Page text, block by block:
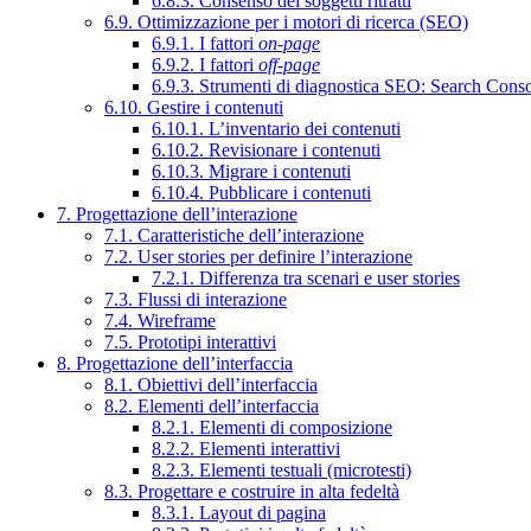
6.9. Ottimizzazione per i motori di ricerca (SEO)
6.9.1. I fattori on-page
6.9.2. I fattori off-page
6.9.3. Strumenti di diagnostica SEO: Search
6.10. Gestire i contenuti
6.10.1. L’inventario dei contenuti
6.10.2. Revisionare i contenuti
6.10.3. Migrare i contenuti
6.10.4. Pubblicare i contenuti
7. Progettazione dell’interazione
7.1. Caratteristiche dell’interazione
7.2. User stories per definire l’interazione
7.2.1. Differenza tra scenari e user stories
7.3. Flussi di interazione
7.4. Wireframe
7.5. Prototipi interattivi
8. Progettazione dell’interfaccia
8.1. Obiettivi dell’interfaccia
8.2. Elementi dell’interfaccia
8.2.1. Elementi di composizione
8.2.2. Elementi interattivi
8.2.3. Elementi testuali (microtesti)
8.3. Progettare e costruire in alta fedeltà
8.3.1. Layout di pagina